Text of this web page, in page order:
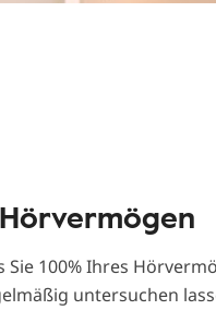
Sie 100% Ihres
untersuchen